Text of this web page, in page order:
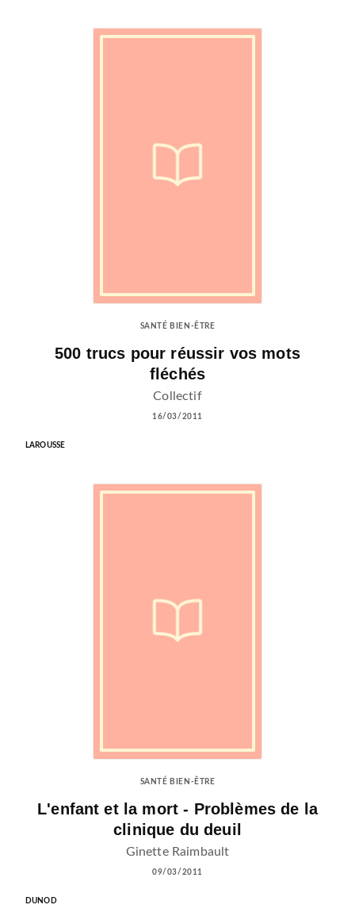
SANTÉ BIEN-ÊTRE
500 trucs pour réussir vos mots
fléchés
Collectif
16/03/2011
LAROUSSE
SANTÉ BIEN-ÊTRE
L'enfant et la mort - Problèmes de la
clinique du deuil
Ginette Raimbault
09/03/2011
DUNOD